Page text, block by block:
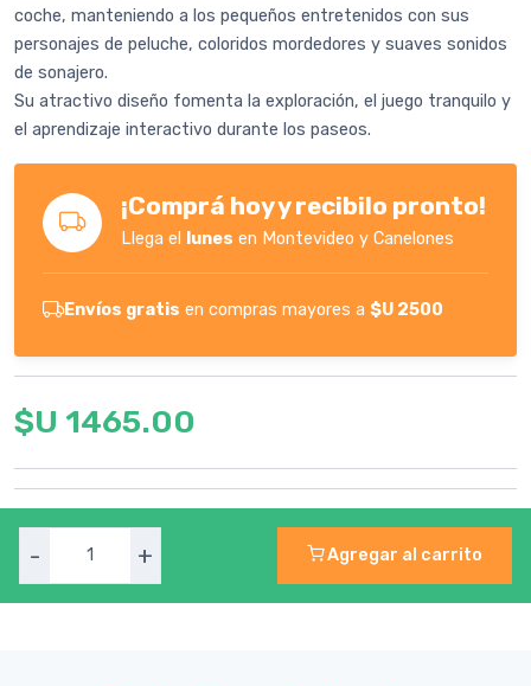
coche, manteniendo a los pequeños entretenidos con sus
personajes de peluche, coloridos mordedores y suaves sonidos
de sonajero.
Su atractivo diseño fomenta la exploración, el juego tranquilo y
el aprendizaje interactivo durante los paseos.
¡Comprá hoy y recibilo pronto!
Llega el lunes en Montevideo y Canelones
Envíos gratis en compras mayores a $U 2500
$U 1465.00
- + Agregar al carrito